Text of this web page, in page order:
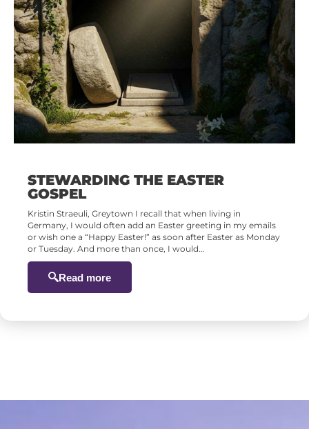
STEWARDING THE EASTER
GOSPEL
Kristin Straeuli, Greytown I recall that when living in
Germany, I would often add an Easter greeting in my emails
or wish one a “Happy Easter!” as soon after Easter as Monday
or Tuesday. And more than once, I would…
Read more